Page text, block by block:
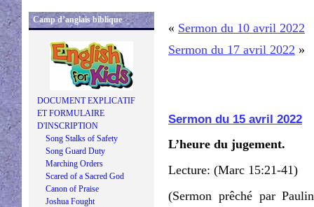
Camp d’anglais biblique
DOCUMENT EXPLICATIF
ET FORMULAIRE
D'INSCRIPTION
Song Stalks of Safety
Song Guard Duty
Marching Orders
Scared of a Sacred God
Canon of Praise
Joshua Fought
« Sermon du 10 avril 2022
Sermon du 17 avril 2022 »
Sermon du 15 avril 2022
L’heure du jugement.
Lecture: (Marc 15:21-41)
(Sermon prêché par